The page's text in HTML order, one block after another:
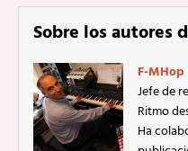
Sobre los autores
F-MHop
Jefe de
Ritmo
Ha